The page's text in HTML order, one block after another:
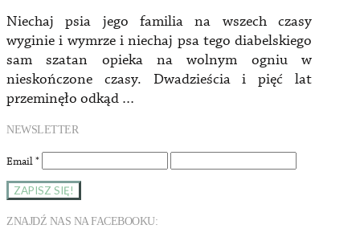
Niechaj psia jego familia na wszech czasy
wyginie i wymrze i niechaj psa tego diabelskiego
sam szatan opieka na wolnym ogniu w
nieskończone czasy. Dwadzieścia i pięć lat
przeminęło odkąd …
NEWSLETTER
Email*
ZNAJDŹ NAS NA FACEBOOKU: